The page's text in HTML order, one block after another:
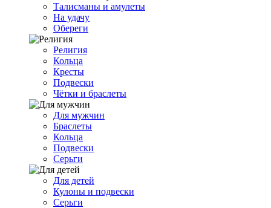
Талисманы и амулеты
На удачу
Обереги
Религия
Кольца
Кресты
Подвески
Чётки и браслеты
Для мужчин
Браслеты
Кольца
Подвески
Серьги
Для детей
Кулоны и подвески
Серьги